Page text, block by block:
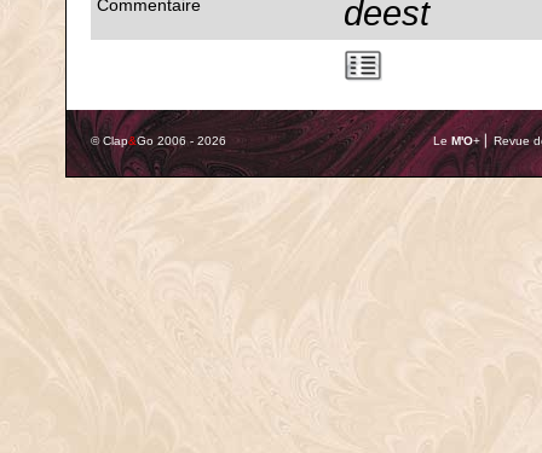
Commentaire deest
© Clap&Go 2006 - 2026 Le M'O+ ⎢ Revue